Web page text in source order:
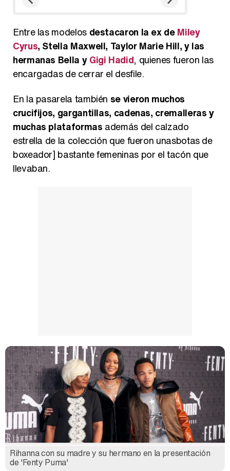
Entre las modelos destacaron la ex deMiley
Cyrus, Stella Maxwell, Taylor Marie Hill, y las
hermanas Bella yGigi Hadid, quienes fueron las
encargadas de cerrar el desfile.
En la pasarela también se vieron muchos
crucifijos, gargantillas, cadenas, cremalleras y
muchas plataformas además del calzado
estrella de la colección que fueron unasbotas de
boxeador] bastante femeninas por el tacón que
llevaban.
Rihanna con su madre y su hermano en la presentación
de 'Fenty Puma'